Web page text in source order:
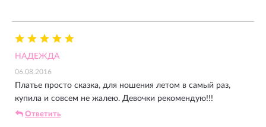
НАДЕЖДА
06.08.2016
Платье просто сказка, для ношения летом в самый раз,
купила и совсем не жалею. Девочки рекомендую!!!
Ответить